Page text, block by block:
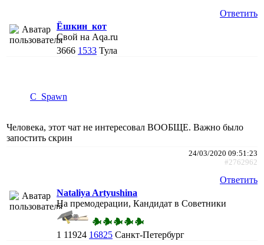
Ответить
Ёшкин_кот
Свой на Aqa.ru
3666 1533 Тула
C_Spawn
Человека, этот чат не интересовал ВООБЩЕ. Важно было
запостить скрин
24/03/2020 09:51:23
#2762962
Ответить
Nataliya Artyushina
На премодерации, Кандидат в Советники
1 11924 16825 Санкт-Петербург